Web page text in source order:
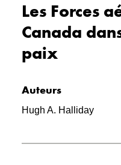
Les Forces
Canada
paix
Auteurs
Hugh A. Halliday